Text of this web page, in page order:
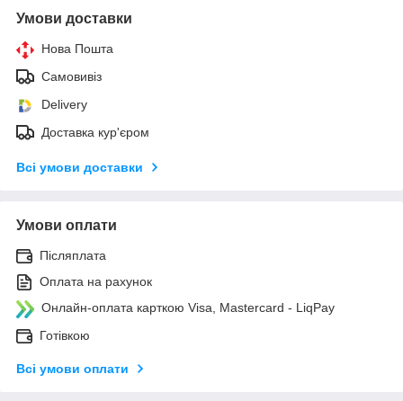
Умови доставки
Нова Пошта
Самовивіз
Delivery
Доставка кур'єром
Всі умови доставки
Умови оплати
Післяплата
Оплата на рахунок
Онлайн-оплата карткою Visa, Mastercard - LiqPay
Готівкою
Всі умови оплати